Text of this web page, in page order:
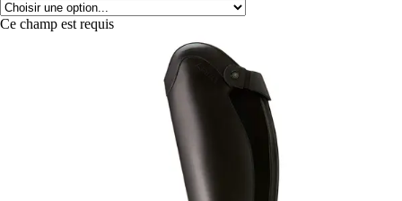
Ce champ est requis